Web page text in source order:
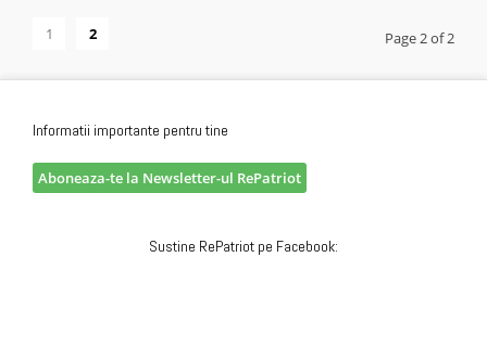
1 2 Page 2 of 2
Informatii importante pentru tine
Aboneaza-te la Newsletter-ul RePatriot
Sustine RePatriot pe Facebook: